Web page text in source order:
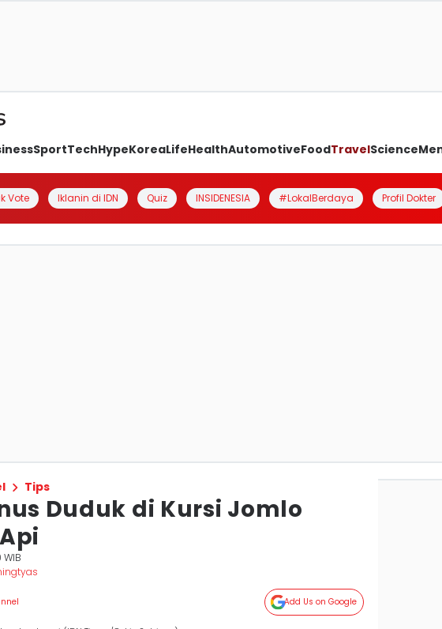
SportTechHypeKoreaLifeHealthAutomotiveFoodTravelScience
Vote Iklanin di IDN Quiz INSIDENESIA #LokalBerdaya Profil Dokter
Tips
Duduk di Kursi Jomlo
Add Us on Google